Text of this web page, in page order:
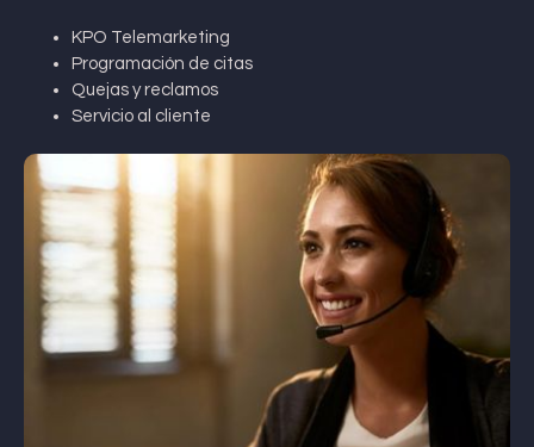
KPO Telemarketing
Programación de citas
Quejas y reclamos
Servicio al cliente